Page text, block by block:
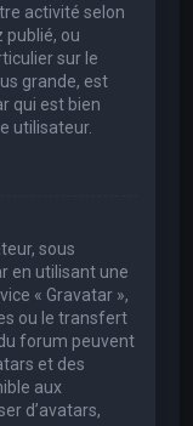
activité selon
publié, ou
sur le
grande, est
qui est bien
utilisateur.
sous
en utilisant une
« Gravatar »,
ou le transfert
forum peuvent
et des
aux
d’avatars,